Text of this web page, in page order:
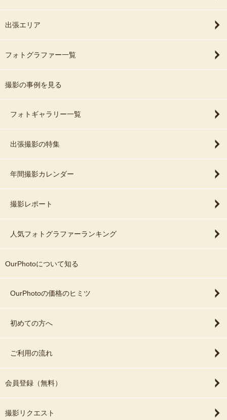
出張エリア
フォトグラファー一覧
撮影の事例を見る
フォトギャラリー一覧
出張撮影の特集
年間撮影カレンダー
撮影レポート
人気フォトグラファーランキング
OurPhotoについて知る
OurPhotoの価格のヒミツ
初めての方へ
ご利用の流れ
会員登録（無料）
撮影リクエスト